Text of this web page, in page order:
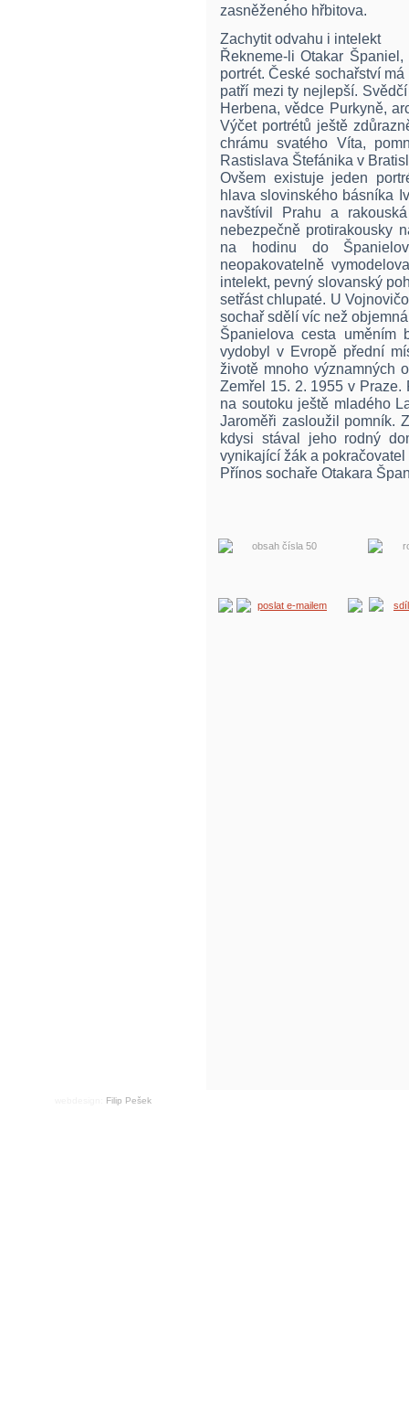
zasněženého hřbitova.
Zachytit odvahu i intelekt
Řekneme-li Otakar
portrét. České sochařství
patří mezi ty nejlepší.
Herbena, vědce Purkyně,
Výčet portrétů ještě
chrámu svatého Víta,
Rastislava Štefánika v
Ovšem existuje jeden
hlava slovinského básníka
navštívil Prahu a
nebezpečně protirakousky
na hodinu do
neopakovatelně
intelekt, pevný slovanský
setřást chlupaté. U
sochař sdělí víc než
Španielova cesta uměním
vydobyl v Evropě přední
životě mnoho významných
Zemřel 15. 2. 1955 v
na soutoku ještě mladého
Jaroměři zasloužil pomník.
kdysi stával jeho rodný
vynikající žák a
Přínos sochaře Otakara
obsah čísla 50
poslat e-mailem
Filip Pešek